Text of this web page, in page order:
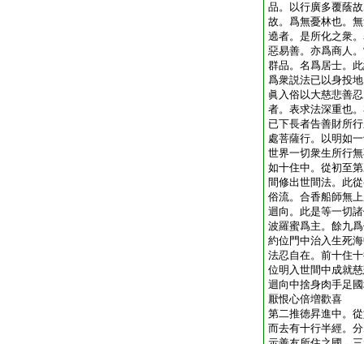
品。以行廣多覆蔭
故。爲無憂林也。
遶者。是所化之衆
惡易善。亦爲商人
群品。名爲居士。
爲衆説法已以身投
眞入俗以大慈悲善
者。表求法深重也
已下長者告善財所
處菩薩行。以明如
世界一切衆生所行
如十住中。從初至
間修出世間法。此
俗流。合香船師無
迴向。此是等一切
波羅蜜爲主。餘九
約位門中治入生死
法忍自在。前十住
位明入世間中成就
迴向中捨身肉手足
厭恨心倍増歡喜
第二推徳昇進中。
而去有十行半經。